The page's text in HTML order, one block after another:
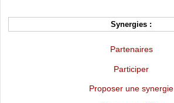
Synergies :
Partenaires
Participer
Proposer une synergie